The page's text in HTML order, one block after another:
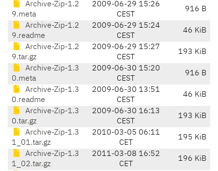
Archive-Zip-1.2
9.meta
2009-06-29 15:26
CEST
916 B
Archive-Zip-1.2
9.readme
2009-06-29 15:24
CEST
46 KiB
Archive-Zip-1.2
9.tar.gz
2009-06-29 15:27
CEST
193 KiB
Archive-Zip-1.3
0.meta
2009-06-30 15:20
CEST
916 B
Archive-Zip-1.3
0.readme
2009-06-30 13:51
CEST
46 KiB
Archive-Zip-1.3
0.tar.gz
2009-06-30 16:13
CEST
193 KiB
Archive-Zip-1.3
1_01.tar.gz
2010-03-05 06:11
CET
195 KiB
Archive-Zip-1.3
1_02.tar.gz
2011-03-08 16:52
CET
196 KiB